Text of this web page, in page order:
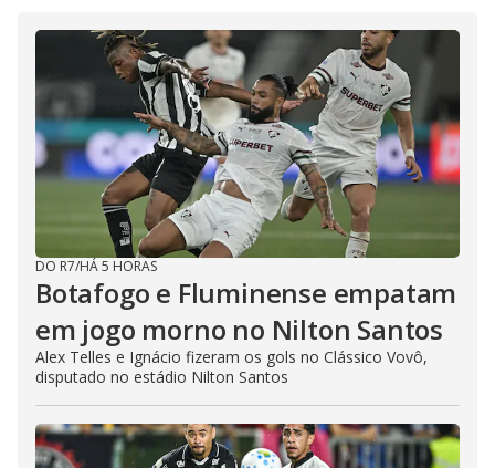
DO R7/HÁ 5 HORAS
Botafogo e Fluminense empatam
em jogo morno no Nilton Santos
Alex Telles e Ignácio fizeram os gols no Clássico Vovô,
disputado no estádio Nilton Santos